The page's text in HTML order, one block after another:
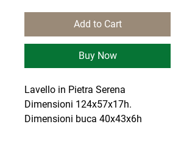
Add to Cart
Buy Now
Lavello in Pietra Serena
Dimensioni 124x57x17h.
Dimensioni buca 40x43x6h